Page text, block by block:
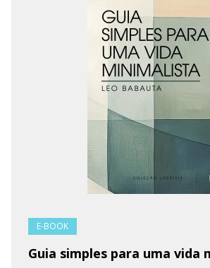
E-BOOK
Guia simples para uma vida